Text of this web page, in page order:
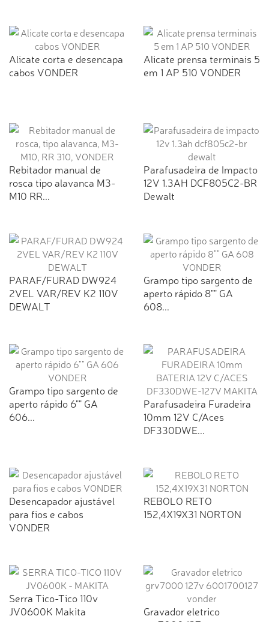
Alicate corta e desencapa
cabos VONDER
Alicate prensa terminais 5
em 1 AP 510 VONDER
Rebitador manual de
rosca tipo alavanca M3-
M10 RR...
Parafusadeira de Impacto
12V 1.3AH DCF805C2-BR
Dewalt
PARAF/FURAD DW924
2VEL VAR/REV K2 110V
DEWALT
Grampo tipo sargento de
aperto rápido 8"" GA
608...
Grampo tipo sargento de
aperto rápido 6"" GA
606...
Parafusadeira Furadeira
10mm 12V C/Aces
DF330DWE...
Desencapador ajustável
para fios e cabos
VONDER
REBOLO RETO
152,4X19X31 NORTON
Serra Tico-Tico 110v
JV0600K Makita
Gravador eletrico